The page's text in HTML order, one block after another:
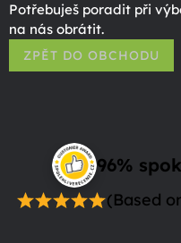
Potřebuješ poradit při
na nás obrátit.
ZPĚT DO OBCHODU
96%
(Based